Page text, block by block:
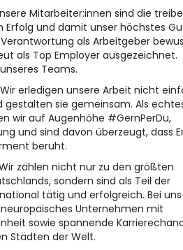
Mitarbeiter:innen sind die
Erfolg und damit unser höchstes
als Arbeitgeber
als Top Employer ausgezeichnet.
Teams.
erledigen unsere Arbeit nicht
gestalten sie gemeinsam. Als
wir auf Augenhöhe #GernPerDu,
und sind davon überzeugt, dass
beruht.
zählen nicht nur zu den größten
sondern sind als Teil der
tätig und erfolgreich. Bei uns
Unternehmen mit
sowie spannende
Städten der Welt.